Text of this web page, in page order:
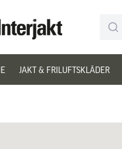
JAKT & FRILUFTSKLÄDER